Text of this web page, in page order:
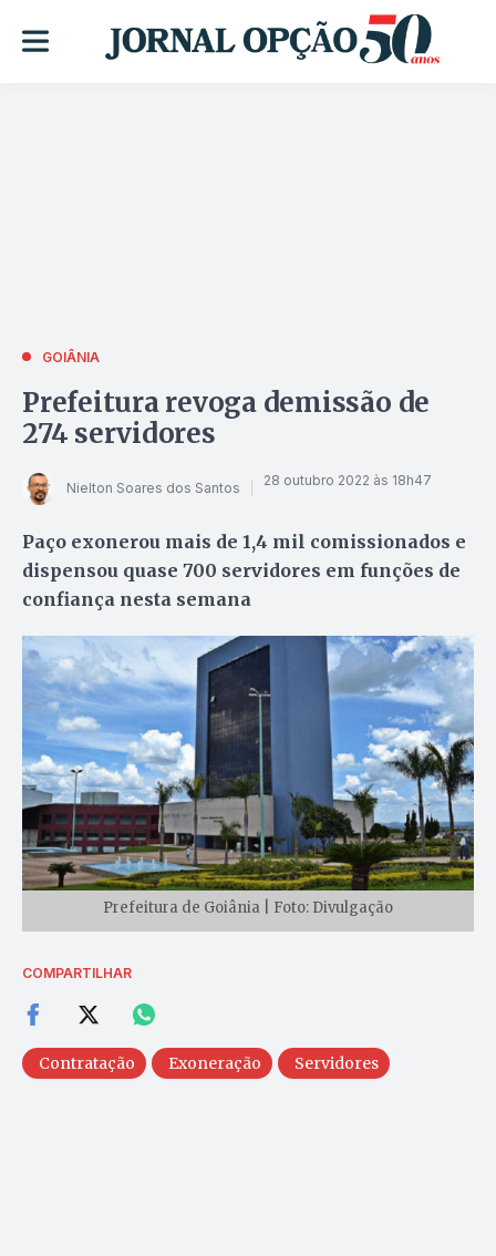
GOIÂNIA
Prefeitura revoga demissão de
274 servidores
Nielton Soares dos Santos 28 outubro 2022 às 18h47
Paço exonerou mais de 1,4 mil comissionados e
dispensou quase 700 servidores em funções de
confiança nesta semana
Prefeitura de Goiânia | Foto: Divulgação
COMPARTILHAR
Contratação Exoneração Servidores